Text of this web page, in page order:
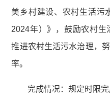
美乡村建设、农村生活
2024年）》，鼓励农村
推进农村生活污水治理，
率。
完成情况：规定时限完